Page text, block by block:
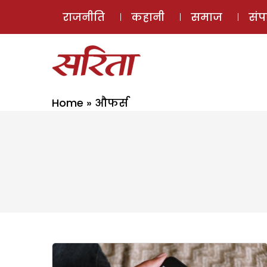
राजनीति कहानी समाज
Home » औफर्स